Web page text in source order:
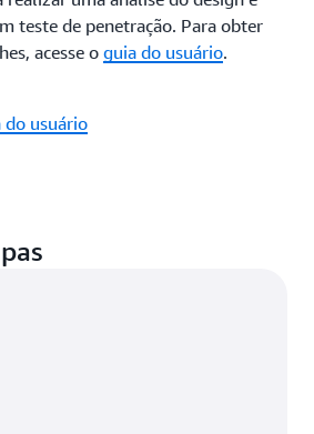
teste de penetração. Para obter
acesse o guia do usuário.
do usuário